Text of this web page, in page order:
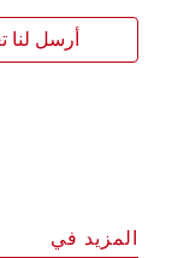
أرسل لنا
المزيد في